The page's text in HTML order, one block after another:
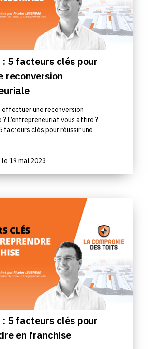
5 facteurs clés pour
reconversion
effectuer une reconversion
L’entrepreneuriat vous attire ?
facteurs clés pour réussir une
| le 19 mai 2023
5 facteurs clés pour
en franchise